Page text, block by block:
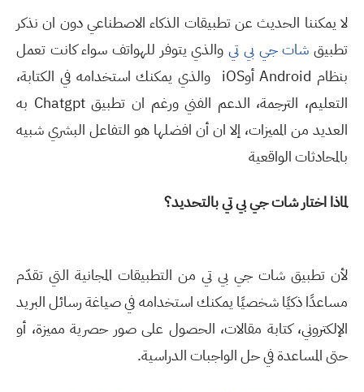
لا يمكننا الحديث عن تطبيقات الذكاء الاصطناعي دون ان نذكر
تطبيقشات جي بي تيوالذي يتوفر للهواتف سواء كانت تعمل
بنظام AndroidأوiOS والذي يمكنك استخدامه في الكتابة،
التعليم، الترجمة، الدعم الفني ورغم ان تطبيقChatgpt به
العديد من المميزات، إلا ان أن افضلها هو التفاعل البشري شبيه
بالمحادثات الواقعية
لماذا اختار شات جي بي تي بالتحديد؟
لأن تطبيق شات جي بي تي من التطبيقات المجانية التي تقدّم
مساعدًا ذكيًا شخصيًا يمكنك استخدامه في صياغة رسائل البريد
الإلكتروني، كتابة مقالات، الحصول على صور حصرية مميزة، أو
حتى المساعدة في حل الواجبات الدراسية.